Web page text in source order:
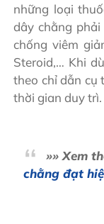
những loại
dây chằng
chống viêm
Steroid,… Khi
theo chỉ dẫn cụ
thời gian duy trì.
»» Xem
chằng đạt